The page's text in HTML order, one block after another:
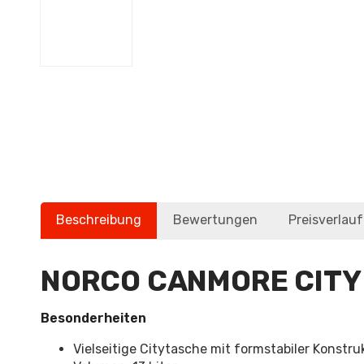
Beschreibung Bewertungen Preisverlauf
NORCO CANMORE CITY
Besonderheiten
Vielseitige Citytasche mit formstabiler